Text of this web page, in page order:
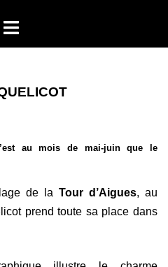
Ouvrir/fermer
au mois de mai-juin que le
de la Tour d’Aigues, au
prend toute sa place dans